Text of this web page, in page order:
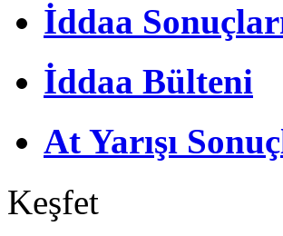
İddaa
İddaa Bülteni
At Yarışı
Keşfet